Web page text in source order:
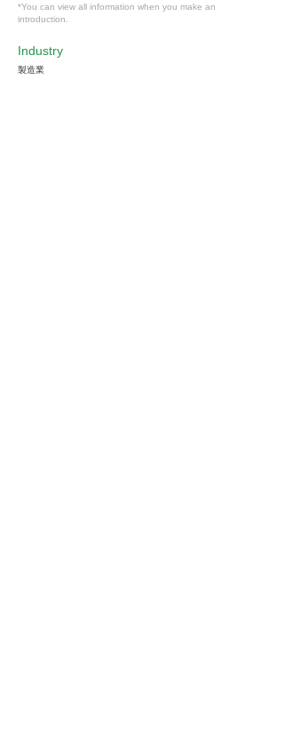
*You can view all information when you make an
introduction.
Industry
製造業